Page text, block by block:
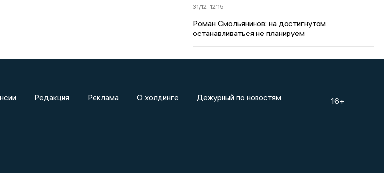
31/12 12:15
Роман Смольянинов: на достигнутом
останавливаться не планируем
Редакция Реклама О холдинге Дежурный по новостям 16+